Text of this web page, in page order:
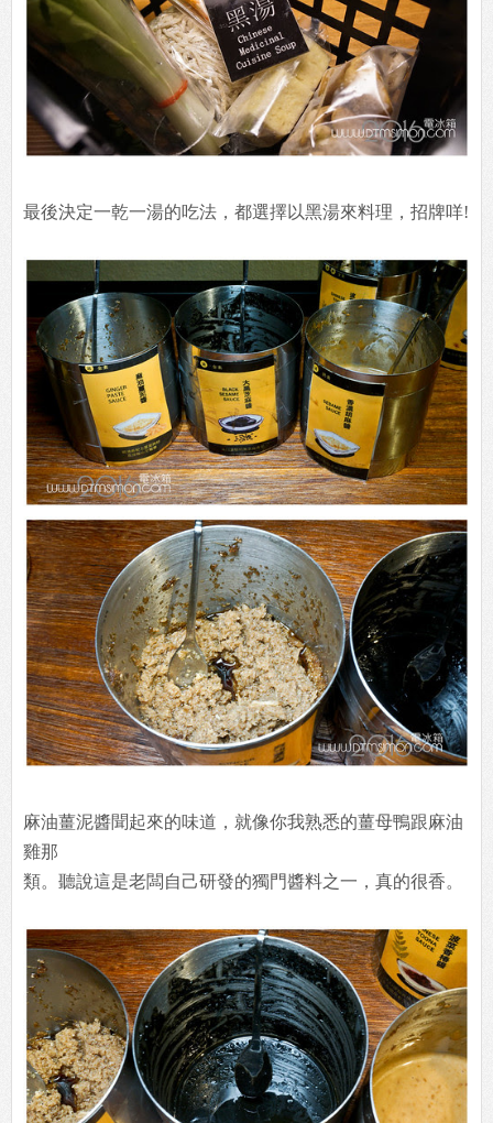
最後決定一乾一湯的吃法，都選擇以黑湯來料理，招牌咩!
麻油薑泥醬聞起來的味道，就像你我熟悉的薑母鴨跟麻油
雞那
類。聽說這是老闆自己研發的獨門醬料之一，真的很香。